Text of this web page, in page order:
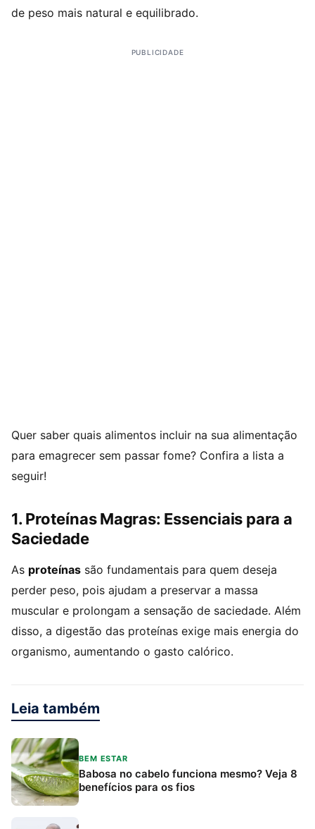
de peso mais natural e equilibrado.
PUBLICIDADE
Quer saber quais alimentos incluir na sua alimentação
para emagrecer sem passar fome? Confira a lista a
seguir!
1. Proteínas Magras: Essenciais para a
Saciedade
As proteínas são fundamentais para quem deseja
perder peso, pois ajudam a preservar a massa
muscular e prolongam a sensação de saciedade. Além
disso, a digestão das proteínas exige mais energia do
organismo, aumentando o gasto calórico.
Leia também
BEM ESTAR
Babosa no cabelo funciona mesmo? Veja 8
benefícios para os fios